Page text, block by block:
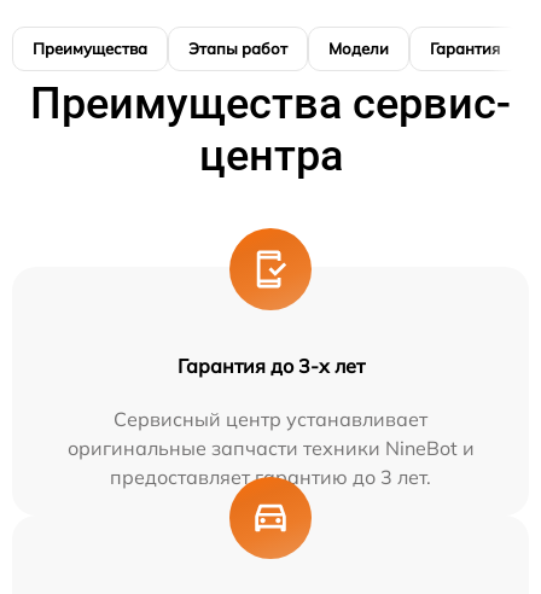
Преимущества Этапы работ Модели Гарантия
Преимущества сервис-
центра
Гарантия до 3-х лет
Сервисный центр устанавливает
оригинальные запчасти техники NineBot и
предоставляет гарантию до 3 лет.